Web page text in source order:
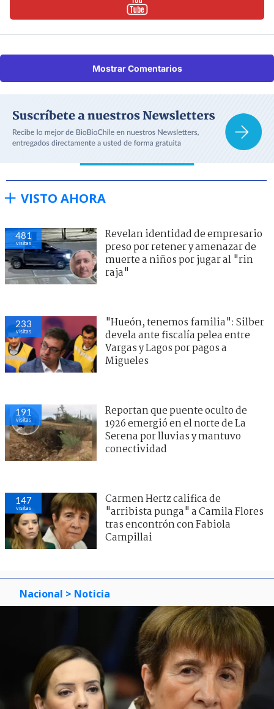
Mostrar Comentarios
VISTO AHORA
481
visitas
Revelan identidad de empresario
preso por retener y amenazar de
muerte a niños por jugar al "rin
raja"
233
visitas
"Hueón, tenemos familia": Silber
devela ante fiscalía pelea entre
Vargas y Lagos por pagos a
Migueles
191
visitas
Reportan que puente oculto de
1926 emergió en el norte de La
Serena por lluvias y mantuvo
conectividad
147
visitas
Carmen Hertz califica de
"arribista punga" a Camila Flores
tras encontrón con Fabiola
Campillai
Nacional > Noticia